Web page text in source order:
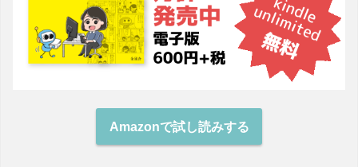
Amazonで試し読みする